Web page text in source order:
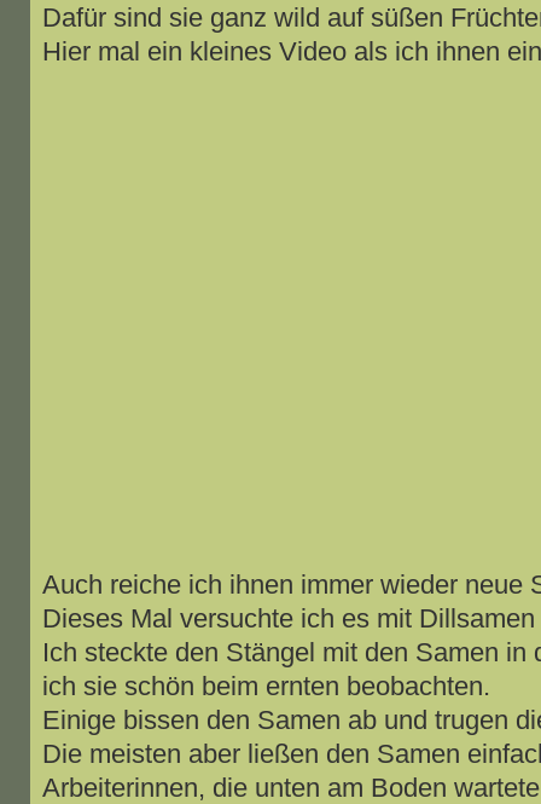
Dafür sind sie ganz wild auf süßen
Hier mal ein kleines Video als ich ihnen
Auch reiche ich ihnen immer wieder neue
Dieses Mal versuchte ich es mit
Ich steckte den Stängel mit den Samen in
ich sie schön beim ernten beobachten.
Einige bissen den Samen ab und trugen
Die meisten aber ließen den Samen
Arbeiterinnen, die unten am Boden